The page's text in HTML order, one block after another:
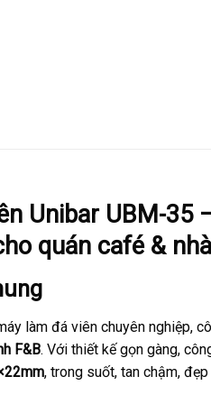
Unibar UBM-
quán café &
làm đá viên chuyên nghiệp,
F&B. Với thiết kế gọn gàng,
, trong suốt, tan chậm, đẹp